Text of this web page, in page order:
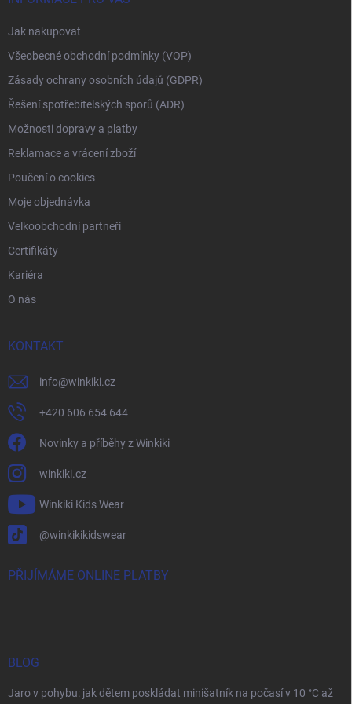
Jak nakupovat
Všeobecné obchodní podmínky (VOP)
Zásady ochrany osobních údajů (GDPR)
Řešení spotřebitelských sporů (ADR)
Možnosti dopravy a platby
Reklamace a vrácení zboží
Poučení o cookies
Moje objednávka
Velkoobchodní partneři
Certifikáty
Kariéra
O nás
KONTAKT
info@winkiki.cz
+420 606 654 644
Novinky a příběhy z Winkiki
winkiki.cz
Winkiki Kids Wear
@winkikikidswear
PŘIJÍMÁME ONLINE PLATBY
BLOG
Jaro v pohybu: jak dětem poskládat minišatník na počasí v 10 °C až